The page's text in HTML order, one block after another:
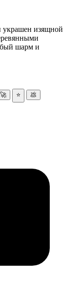
украшен изящной
шарм и
🚀 ⭐ 💩